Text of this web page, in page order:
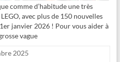
comme d’habitude une très
avec plus de 150 nouvelles
janvier 2026 ! Pour vous aider à
vague
2025